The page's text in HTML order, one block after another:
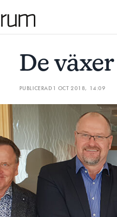
De
PUBLICERAD 1 OCT 2018, 14:09
BOLAGET PEKAS UT SOM